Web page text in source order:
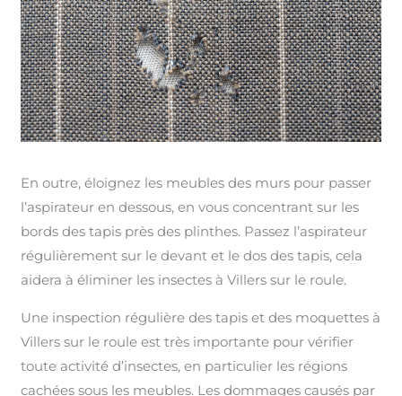
En outre, éloignez les meubles des murs pour passer
l’aspirateur en dessous, en vous concentrant sur les
bords des tapis près des plinthes. Passez l’aspirateur
régulièrement sur le devant et le dos des tapis, cela
aidera à éliminer les insectes à Villers sur le roule.
Une inspection régulière des tapis et des moquettes à
Villers sur le roule est très importante pour vérifier
toute activité d’insectes, en particulier les régions
cachées sous les meubles. Les dommages causés par